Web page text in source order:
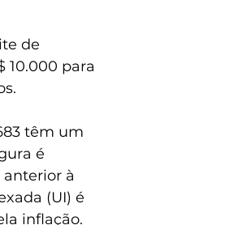
de
10.000 para
têm um
é
à
(UI) é
inflação.